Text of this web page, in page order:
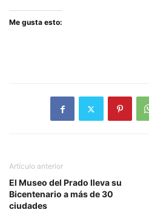
Me gusta esto:
Artículo anterior
El Museo del Prado lleva su
Bicentenario a más de 30
ciudades